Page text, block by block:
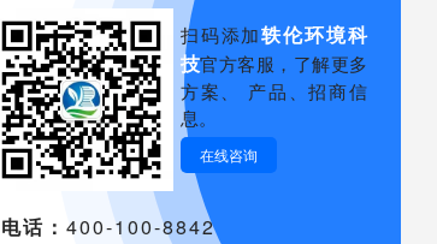
扫码添加轶伦环境科
技官方客服，了解更多
方案、 产品、招商信
息。
在线咨询
电话：400-100-8842